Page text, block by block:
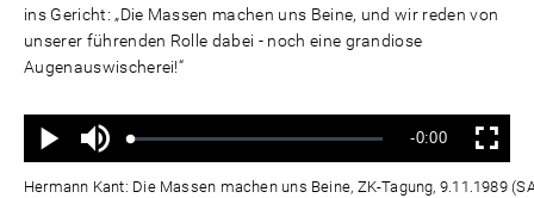
ins Gericht: „Die Massen machen uns Beine, und wir reden von
unserer führenden Rolle dabei - noch eine grandiose
Augenauswischerei!“
Wiedergabe
Ton
aus
Geladen:
Status:
Verbleibende
Zeit
-0:00 Vollbild
Hermann Kant: Die Massen machen uns Beine, ZK-Tagung, 9.11.1989